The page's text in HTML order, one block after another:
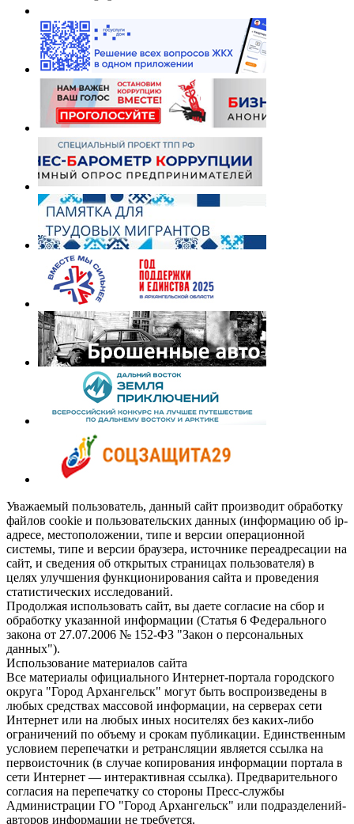
Уважаемый пользователь, данный сайт производит обработку
файлов cookie и пользовательских данных (информацию об ip-
адресе, местоположении, типе и версии операционной
системы, типе и версии браузера, источнике переадресации на
сайт, и сведения об открытых страницах пользователя) в
целях улучшения функционирования сайта и проведения
статистических исследований.
Продолжая использовать сайт, вы даете согласие на сбор и
обработку указанной информации (Статья 6 Федерального
закона от 27.07.2006 № 152-ФЗ "Закон о персональных
данных").
Использование материалов сайта
Все материалы официального Интернет-портала городского
округа "Город Архангельск" могут быть воспроизведены в
любых средствах массовой информации, на серверах сети
Интернет или на любых иных носителях без каких-либо
ограничений по объему и срокам публикации. Единственным
условием перепечатки и ретрансляции является ссылка на
первоисточник (в случае копирования информации портала в
сети Интернет — интерактивная ссылка). Предварительного
согласия на перепечатку со стороны Пресс-службы
Администрации ГО "Город Архангельск" или подразделений-
авторов информации не требуется.